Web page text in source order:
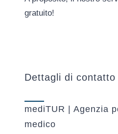
gratuito!
Dettagli di contatto
mediTUR | Agenzia
medico